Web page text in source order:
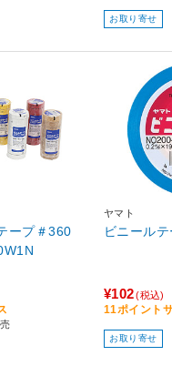
お取り寄せ
ープ＃360
ヤマト
ビニール
¥102 (税込)
11ポイント
お取り寄せ